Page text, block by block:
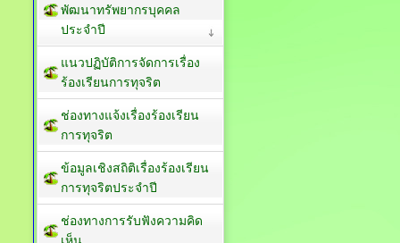
พัฒนาทรัพยากรบุคคล
ประจำปี
แนวปฏิบัติการจัดการเรื่อง
ร้องเรียนการทุจริต
ช่องทางแจ้งเรื่องร้องเรียน
การทุจริต
ข้อมูลเชิงสถิติเรื่องร้องเรียน
การทุจริตประจำปี
ช่องทางการรับฟังความคิด